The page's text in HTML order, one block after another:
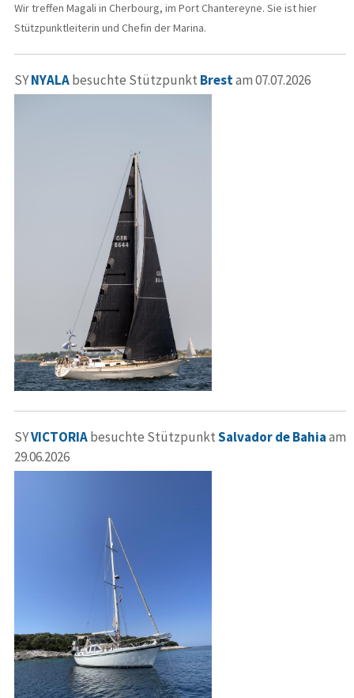
Wir treffen Magali in Cherbourg, im Port Chantereyne. Sie ist hier
Stützpunktleiterin und Chefin der Marina.
SYNYALAbesuchte Stützpunkt Brestam 07.07.2026
SYVICTORIAbesuchte StützpunktSalvador de Bahiaam
29.06.2026